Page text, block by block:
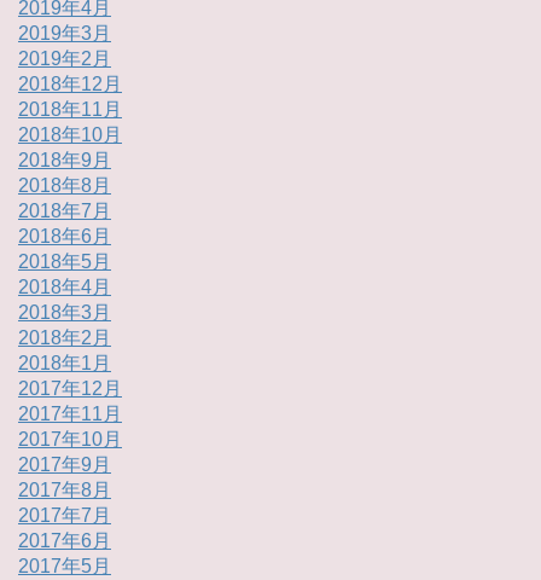
2019年4月
2019年3月
2019年2月
2018年12月
2018年11月
2018年10月
2018年9月
2018年8月
2018年7月
2018年6月
2018年5月
2018年4月
2018年3月
2018年2月
2018年1月
2017年12月
2017年11月
2017年10月
2017年9月
2017年8月
2017年7月
2017年6月
2017年5月